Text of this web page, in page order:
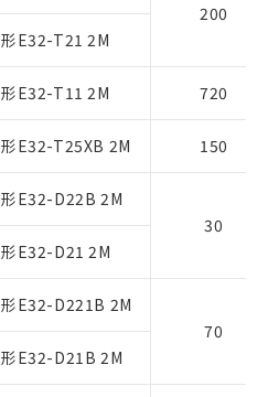
200
形E32-T21 2M
形E32-T11 2M 720
形E32-T25XB 2M 150
形E32-D22B 2M
30
形E32-D21 2M
形E32-D221B 2M
70
形E32-D21B 2M